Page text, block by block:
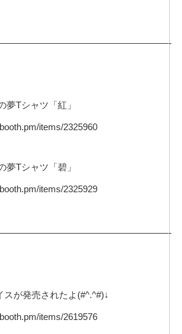
夢Tシャツ「紅」
items/2325960
夢Tシャツ「碧」
items/2325929
スが発売されたよ(#^.^#)↓
items/2619576